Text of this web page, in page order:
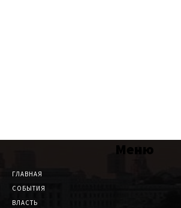
Меню
ГЛАВНАЯ
СОБЫТИЯ
ВЛАСТЬ